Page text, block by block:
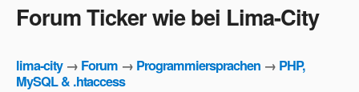
Forum Ticker wie bei Lima-City
lima-city→ Forum → Programmiersprachen → PHP,
MySQL & .htaccess